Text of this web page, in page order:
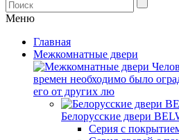
Меню
Главная
Межкомнатные двери
времен необходимо было
его от других лю
Белорусские двери
Серия с